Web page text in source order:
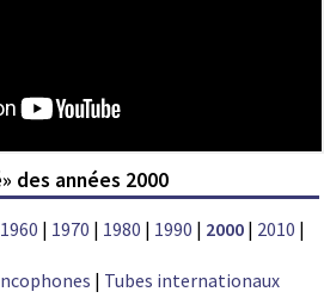
des années 2000
1960 | 1970 | 1980 | 1990 | 2000 | 2010 |
| Tubes internationaux